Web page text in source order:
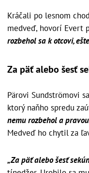
Kráčali po lesnom
medveď, hovorí Evert
rozbehol sa k otcovi,
Za päť alebo šesť
Pärovi Sundströmovi
ktorý naňho spredu
nemu rozbehol a
Medveď ho chytil za
„Za päť alebo šesť